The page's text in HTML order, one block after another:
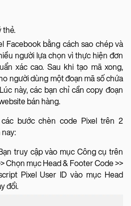
thẻ.
Facebook bằng cách sao chép và
người lựa chọn vì thực hiện đơn
xác cao. Sau khi tạo mã xong,
người dùng một đoạn mã số chứa
này, các bạn chỉ cần copy đoạn
bán hàng.
bước chèn code Pixel trên 2
truy cập vào mục Công cụ trên
Chọn mục Head & Footer Code >>
Pixel User ID vào mục Head
đổi.